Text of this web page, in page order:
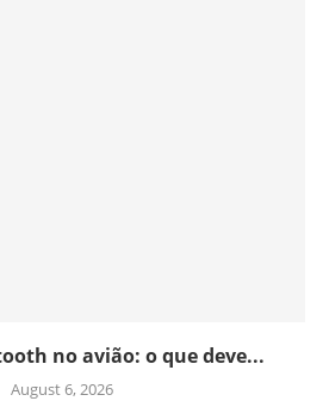
no avião: o que deve...
August 6, 2026